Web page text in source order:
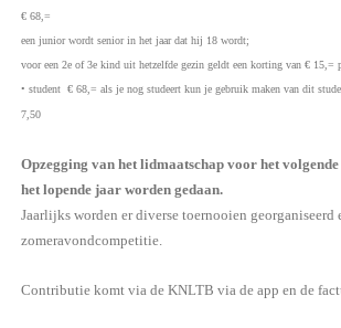
€ 68,=
een junior wordt senior in het jaar dat hij 18 wordt;
voor een 2e of 3e kind uit hetzelfde gezin geldt een korting van € 15,=
• student € 68,= als je nog studeert kun je gebruik maken van dit
7,50
Opzegging van het lidmaatschap voor het
het lopende jaar worden gedaan.
Jaarlijks worden er diverse toernooien
zomeravondcompetitie.
Contributie komt via de KNLTB via de app en de